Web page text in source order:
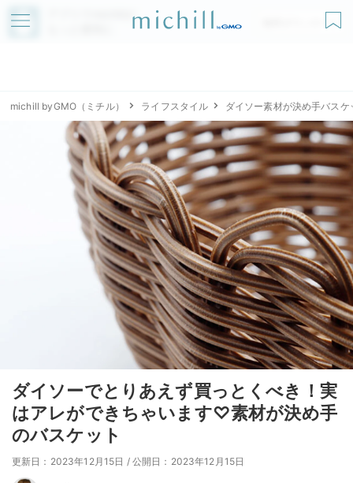
アプリでmichillが
無料ダウンロード
michill byGMO（ミチル） ライフスタイル ダイソー素材が決め手バスケ
ダイソーでとりあえず買っとくべき！実
はアレができちゃいます♡素材が決め手
のバスケット
更新日：2023年12月15日 / 公開日：2023年12月15日